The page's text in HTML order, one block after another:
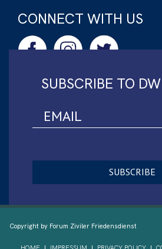
CONNECT WITH US
SUBSCRIBE TO
Copyright by Forum Ziviler Friedensdienst